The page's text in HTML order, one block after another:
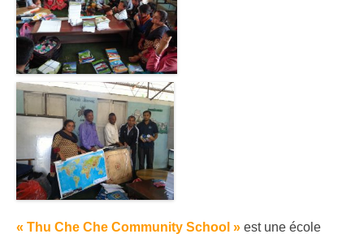
« Thu Che Che Community School » est une école